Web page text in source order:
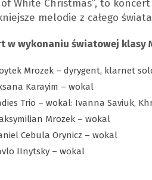
of White Christmas”, to
melodie z całego
w wykonaniu światowej klasy
Mrozek – dyrygent, klarnet
Karayim – wokal
Trio – wokal: Ivanna Saviuk,
Mrozek – wokal
Cebula Orynicz – wokal
IInytsky – wokal